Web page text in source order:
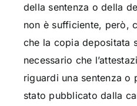
della sentenza o della
non è sufficiente, però,
che la copia depositata
necessario che
riguardi una sentenza o
stato pubblicato dalla